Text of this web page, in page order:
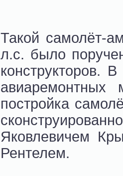
Такой самолёт-
л.с. было
конструкторов.
авиаремонтных
постройка
Яковлевичем
Рентелем.